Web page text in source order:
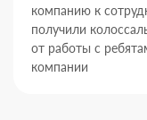
компанию к
получили
от работы с
компании